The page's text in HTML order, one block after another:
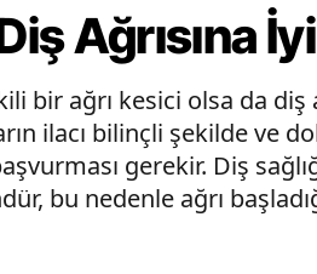
Ağrısına
bir ağrı kesici olsa da diş
ilacı bilinçli şekilde ve
gerekir. Diş
bu nedenle ağrı